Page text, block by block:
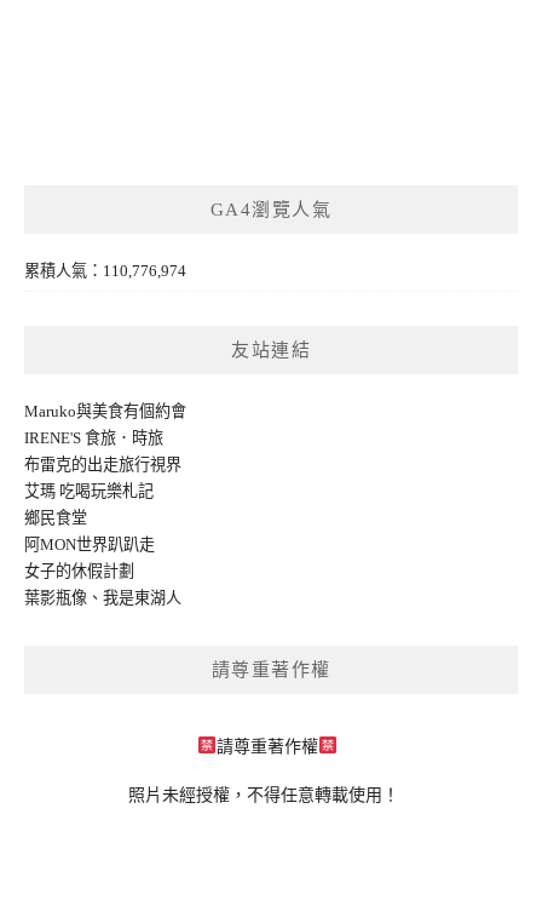
GA4瀏覽人氣
累積人氣：110,776,974
友站連結
Maruko與美食有個約會
IRENE'S 食旅．時旅
布雷克的出走旅行視界
艾瑪 吃喝玩樂札記
鄉民食堂
阿MON世界趴趴走
女子的休假計劃
葉影瓶像 、 我是東湖人
請尊重著作權
請尊重著作權
照片未經授權，不得任意轉載使用！